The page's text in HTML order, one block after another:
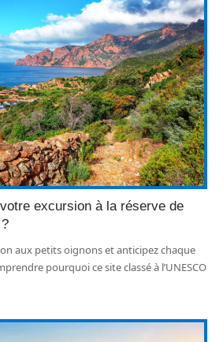
excursion à la réserve de
aux petits oignons et anticipez chaque
pourquoi ce site classé à l’UNESCO